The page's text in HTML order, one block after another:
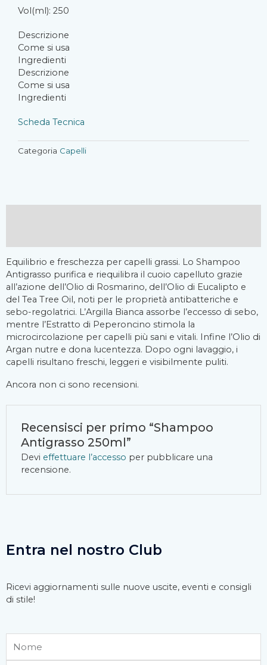
quantità
Vol(ml): 250
Descrizione
Come si usa
Ingredienti
Descrizione
Come si usa
Ingredienti
Scheda Tecnica
Categoria Capelli
Equilibrio e freschezza per capelli grassi. Lo Shampoo
Antigrasso purifica e riequilibra il cuoio capelluto grazie
all’azione dell’Olio di Rosmarino, dell’Olio di Eucalipto e
del Tea Tree Oil, noti per le proprietà antibatteriche e
sebo-regolatrici. L’Argilla Bianca assorbe l’eccesso di sebo,
mentre l’Estratto di Peperoncino stimola la
microcircolazione per capelli più sani e vitali. Infine l’Olio di
Argan nutre e dona lucentezza. Dopo ogni lavaggio, i
capelli risultano freschi, leggeri e visibilmente puliti.
Ancora non ci sono recensioni.
Recensisci per primo “Shampoo
Antigrasso 250ml”
Devi effettuare l’accesso per pubblicare una
recensione.
Entra nel nostro Club
Ricevi aggiornamenti sulle nuove uscite, eventi e consigli
di stile!